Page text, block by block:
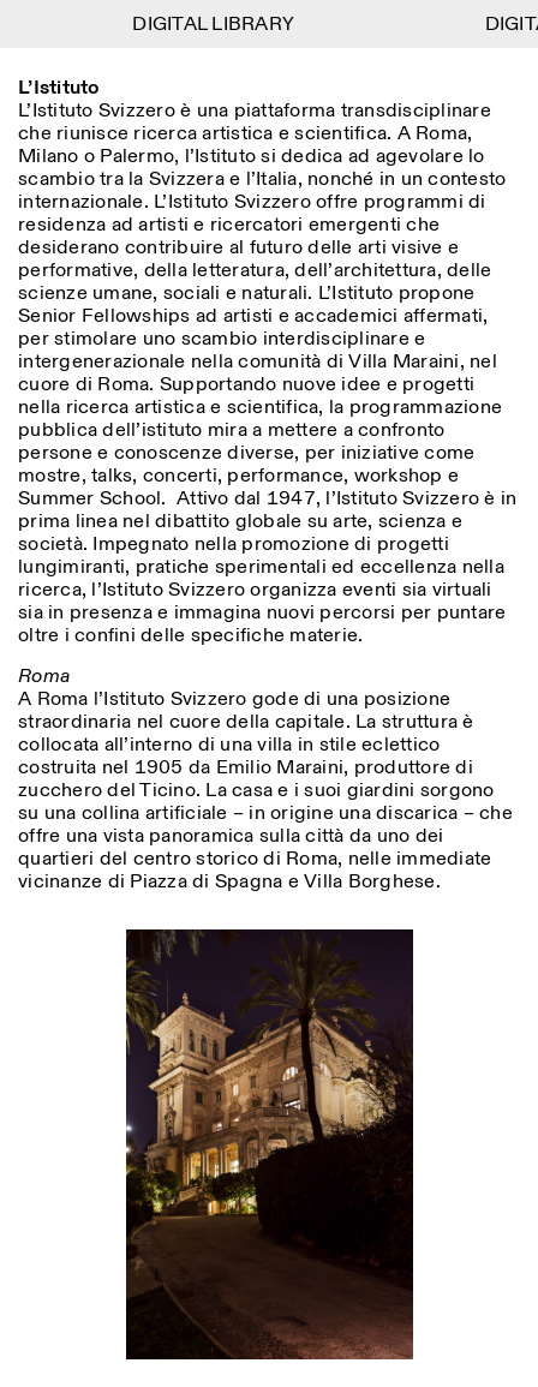
Menu
Lingua EN IT DE
Calendario
Istituto Svizzero
Ricerca
Residenze
Archivio
Blog
Organizzazione
Biblioteca
Jobs
Altre Attività
NEWSLETTER
Registrati alla nostra newsletter per ricevere
informazioni sui nostri eventi
Facebook Instagram Linkedin Vimeo
Privacy Policy
Information
ISTITUTO SVIZZERO
ROMA
Villa Maraini
Via Ludovisi 48
00187 Roma
+39 06 420 421
roma@istitutosvizzero.it
Trasporto pubblico:
l’Istituto Svizzero si trova
vicino alla metro A fermata
Barberini
ORARI PORTINERIA:
LUN-VEN
09:00–13:30, 14:30–18:00
ORARI MOSTRE:
Atlas Studios
Mercoledì/Venerdì: 14:30-
18:30
Giovedì: 14:30-20:00
Sabato/Domenica: 11:00-
18:30
VISITE GUIDATE:
Solo su prenotazione
(italiano, inglese)
visite@istitutosvizzero.it
Ingresso non consentito
agli animali
ISTITUTO SVIZZERO
Sede di Milano
Via Vecchio Politecnico 3
20121 Milano
+39 02 76 01 61 18
milano@istitutosvizzero.it
ORARI MOSTRE:
I’ll miss you when I scroll
away:
Lunedì/Venerdì: 11:00-
17:00
Filtri
Area di appartenenza
Reset
Arte
Residenze Scienze
Luogo
Roma
Tutte Milano
Categoria
Reset
Tutte le categorie
Antropologia
Archeologia
Architettura
Arte
Astrofisica
Book launch
Altre opzioni...
Durata (giorni)
1
L’Istituto
L’Istituto Svizzero è una piattaforma transdisciplinare
che riunisce ricerca artistica e scientifica. A Roma,
Milano o Palermo, l’Istituto si dedica ad agevolare lo
scambio tra la Svizzera e l’Italia, nonché in un contesto
internazionale. L’Istituto Svizzero offre programmi di
residenza ad artisti e ricercatori emergenti che
desiderano contribuire al futuro delle arti visive e
performative, della letteratura, dell’architettura, delle
scienze umane, sociali e naturali. L’Istituto propone
Senior Fellowships ad artisti e accademici affermati,
per stimolare uno scambio interdisciplinare e
intergenerazionale nella comunità di Villa Maraini, nel
cuore di Roma. Supportando nuove idee e progetti
nella ricerca artistica e scientifica, la programmazione
pubblica dell’istituto mira a mettere a confronto
persone e conoscenze diverse, per iniziative come
mostre, talks, concerti, performance, workshop e
Summer School. Attivo dal 1947, l’Istituto Svizzero è in
prima linea nel dibattito globale su arte, scienza e
società. Impegnato nella promozione di progetti
lungimiranti, pratiche sperimentali ed eccellenza nella
ricerca, l’Istituto Svizzero organizza eventi sia virtuali
sia in presenza e immagina nuovi percorsi per puntare
oltre i confini delle specifiche materie.
Roma
A Roma l’Istituto Svizzero gode di una posizione
straordinaria nel cuore della capitale. La struttura è
collocata all’interno di una villa in stile eclettico
costruita nel 1905 da Emilio Maraini, produttore di
zucchero del Ticino. La casa e i suoi giardini sorgono
su una collina artificiale – in origine una discarica – che
offre una vista panoramica sulla città da uno dei
quartieri del centro storico di Roma, nelle immediate
vicinanze di Piazza di Spagna e Villa Borghese.
DIGITAL LIBRARY
DIGITAL LIBRARY